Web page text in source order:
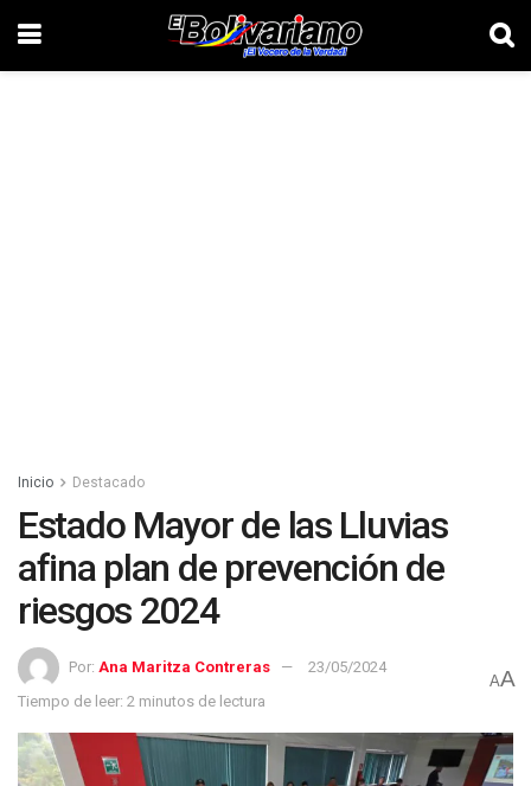
Inicio Destacado
Estado Mayor de las Lluvias
afina plan de prevención de
riesgos 2024
Por: Ana Maritza Contreras
23/05/2024
Tiempo de leer: 2 minutos de lectura
AA